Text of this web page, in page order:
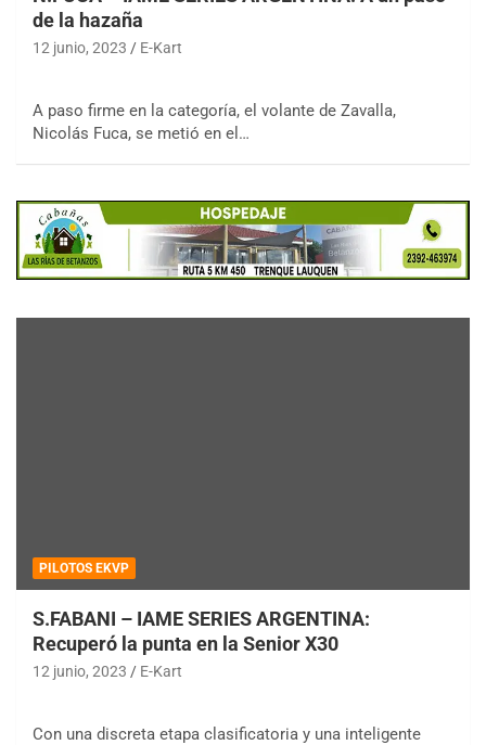
de la hazaña
12 junio, 2023 E-Kart
A paso firme en la categoría, el volante de Zavalla,
Nicolás Fuca, se metió en el…
PILOTOS EKVP
S.FABANI – IAME SERIES ARGENTINA:
Recuperó la punta en la Senior X30
12 junio, 2023 E-Kart
Con una discreta etapa clasificatoria y una inteligente